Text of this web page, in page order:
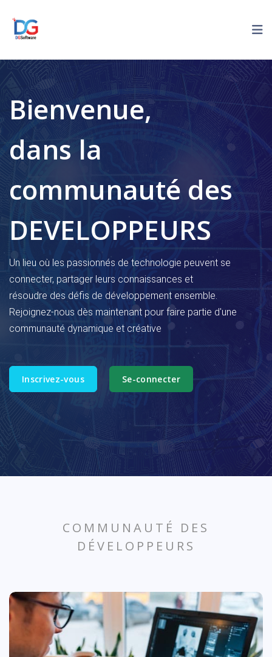
Bienvenue,
dans la
communauté des
DEVELOPPEURS
Un lieu où les passionnés de technologie peuvent se
connecter, partager leurs connaissances et
résoudre des défis de développement ensemble.
Rejoignez-nous dès maintenant pour faire partie d'une
communauté dynamique et créative
Inscrivez-vous Se-connecter
COMMUNAUTÉ DES
DÉVELOPPEURS